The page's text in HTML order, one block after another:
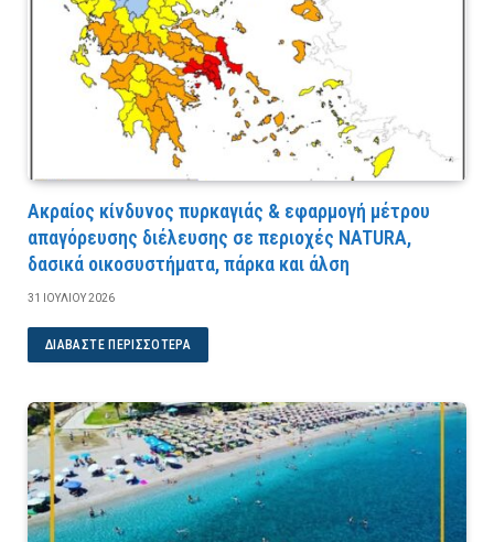
Ακραίος κίνδυνος πυρκαγιάς & εφαρμογή μέτρου
απαγόρευσης διέλευσης σε περιοχές NATURA,
δασικά οικοσυστήματα, πάρκα και άλση
31 ΙΟΥΛΊΟΥ 2026
ΔΙΑΒΆΣΤΕ ΠΕΡΙΣΣΌΤΕΡΑ